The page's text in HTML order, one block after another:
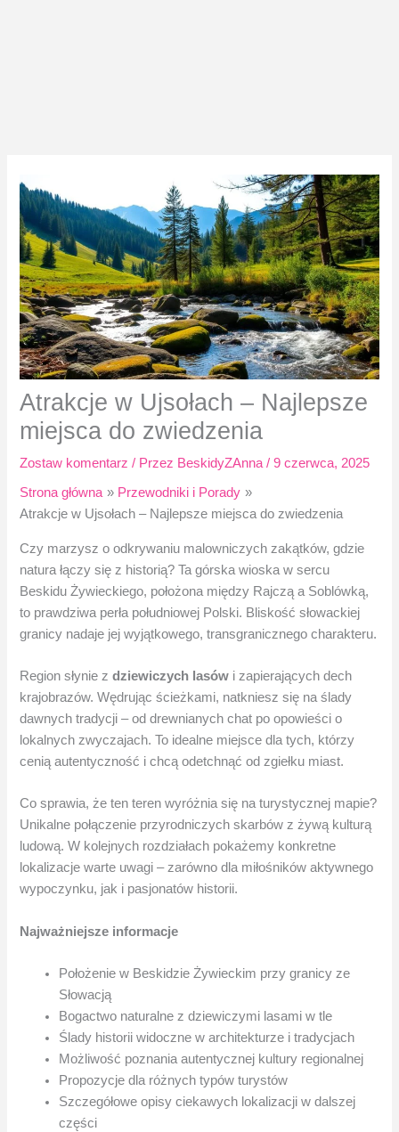
Atrakcje w Ujsołach​ – Najlepsze
miejsca do zwiedzenia
Zostaw komentarz / Przez BeskidyZAnna/9 czerwca, 2025
Strona główna
Przewodniki i Porady
Atrakcje w Ujsołach​ – Najlepsze miejsca do zwiedzenia
Czy marzysz o odkrywaniu malowniczych zakątków, gdzie
natura łączy się z historią? Ta górska wioska w sercu
Beskidu Żywieckiego, położona między Rajczą a Soblówką,
to prawdziwa perła południowej Polski. Bliskość słowackiej
granicy nadaje jej wyjątkowego, transgranicznego charakteru.
Region słynie zdziewiczych lasów i zapierających dech
krajobrazów. Wędrując ścieżkami, natkniesz się na ślady
dawnych tradycji – od drewnianych chat po opowieści o
lokalnych zwyczajach. To idealne miejsce dla tych, którzy
cenią autentyczność i chcą odetchnąć od zgiełku miast.
Co sprawia, że ten teren wyróżnia się na turystycznej mapie?
Unikalne połączenie przyrodniczych skarbów z żywą kulturą
ludową. W kolejnych rozdziałach pokażemy konkretne
lokalizacje warte uwagi – zarówno dla miłośników aktywnego
wypoczynku, jak i pasjonatów historii.
Najważniejsze informacje
Położenie w Beskidzie Żywieckim przy granicy ze
Słowacją
Bogactwo naturalne z dziewiczymi lasami w tle
Ślady historii widoczne w architekturze i tradycjach
Możliwość poznania autentycznej kultury regionalnej
Propozycje dla różnych typów turystów
Szczegółowe opisy ciekawych lokalizacji w dalszej
części